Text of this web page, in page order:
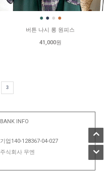
● ● ● ●
버튼 나시 롱 원피스
41,000원
3
BANK INFO
기업140-128367-04-027
주식회사 무엔